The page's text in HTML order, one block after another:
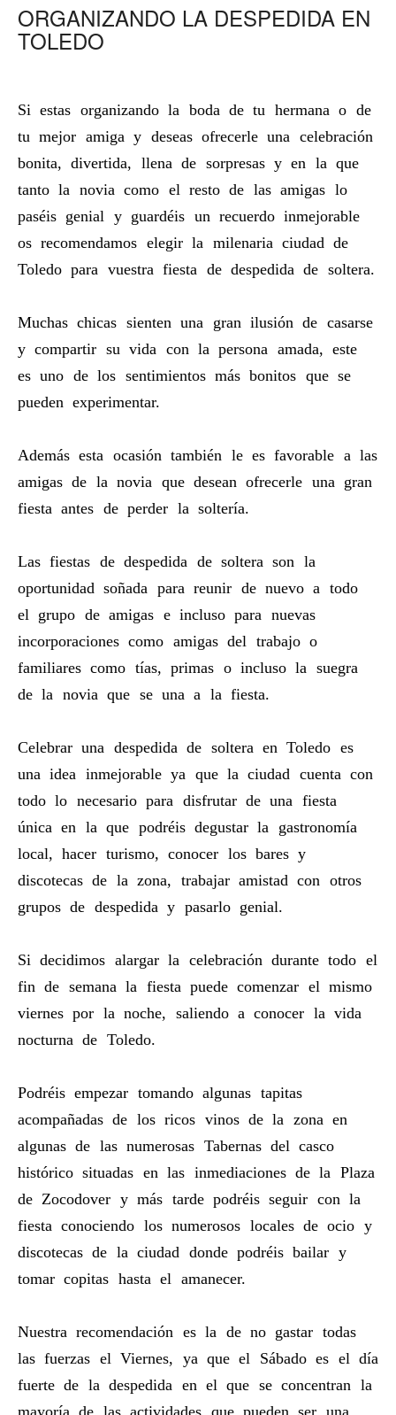
ORGANIZANDO LA DESPEDIDA EN
TOLEDO
Si estas organizando la boda de tu hermana o de
tu mejor amiga y deseas ofrecerle una celebración
bonita, divertida, llena de sorpresas y en la que
tanto la novia como el resto de las amigas lo
paséis genial y guardéis un recuerdo inmejorable
os recomendamos elegir la milenaria ciudad de
Toledo para vuestra fiesta de despedida de soltera.
Muchas chicas sienten una gran ilusión de casarse
y compartir su vida con la persona amada, este
es uno de los sentimientos más bonitos que se
pueden experimentar.
Además esta ocasión también le es favorable a las
amigas de la novia que desean ofrecerle una gran
fiesta antes de perder la soltería.
Las fiestas de despedida de soltera son la
oportunidad soñada para reunir de nuevo a todo
el grupo de amigas e incluso para nuevas
incorporaciones como amigas del trabajo o
familiares como tías, primas o incluso la suegra
de la novia que se una a la fiesta.
Celebrar una despedida de soltera en Toledo es
una idea inmejorable ya que la ciudad cuenta con
todo lo necesario para disfrutar de una fiesta
única en la que podréis degustar la gastronomía
local, hacer turismo, conocer los bares y
discotecas de la zona, trabajar amistad con otros
grupos de despedida y pasarlo genial.
Si decidimos alargar la celebración durante todo el
fin de semana la fiesta puede comenzar el mismo
viernes por la noche, saliendo a conocer la vida
nocturna de Toledo.
Podréis empezar tomando algunas tapitas
acompañadas de los ricos vinos de la zona en
algunas de las numerosas Tabernas del casco
histórico situadas en las inmediaciones de la Plaza
de Zocodover y más tarde podréis seguir con la
fiesta conociendo los numerosos locales de ocio y
discotecas de la ciudad donde podréis bailar y
tomar copitas hasta el amanecer.
Nuestra recomendación es la de no gastar todas
las fuerzas el Viernes, ya que el Sábado es el día
fuerte de la despedida en el que se concentran la
mayoría de las actividades que pueden ser una